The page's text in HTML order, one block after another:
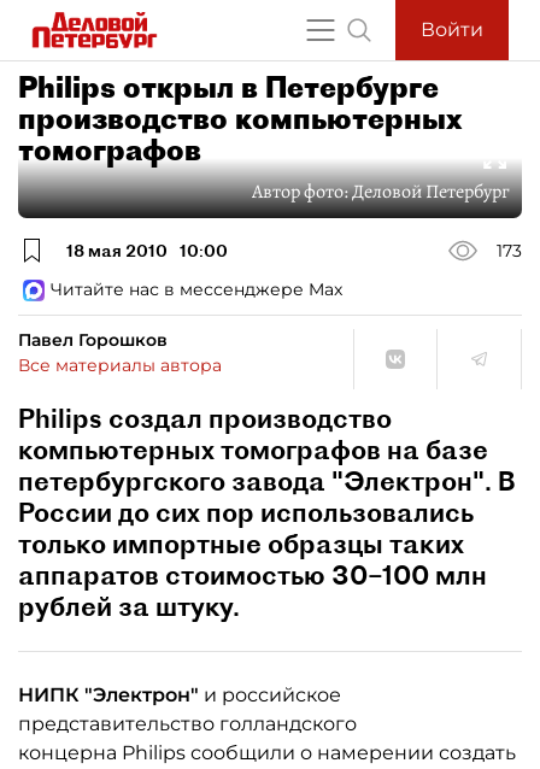
Войти
Philips открыл в Петербурге
производство компьютерных
томографов
Автор фото:Деловой Петербург
18 мая 2010 10:00
173
Читайте нас в мессенджере Max
Павел Горошков
Все материалы автора
Philips создал производство
компьютерных томографов на базе
петербургского завода "Электрон". В
России до сих пор использовались
только импортные образцы таких
аппаратов стоимостью 30–100 млн
рублей за штуку.
НИПК "Электрон" и российское
представительство голландского
концерна Philips сообщили о намерении создать